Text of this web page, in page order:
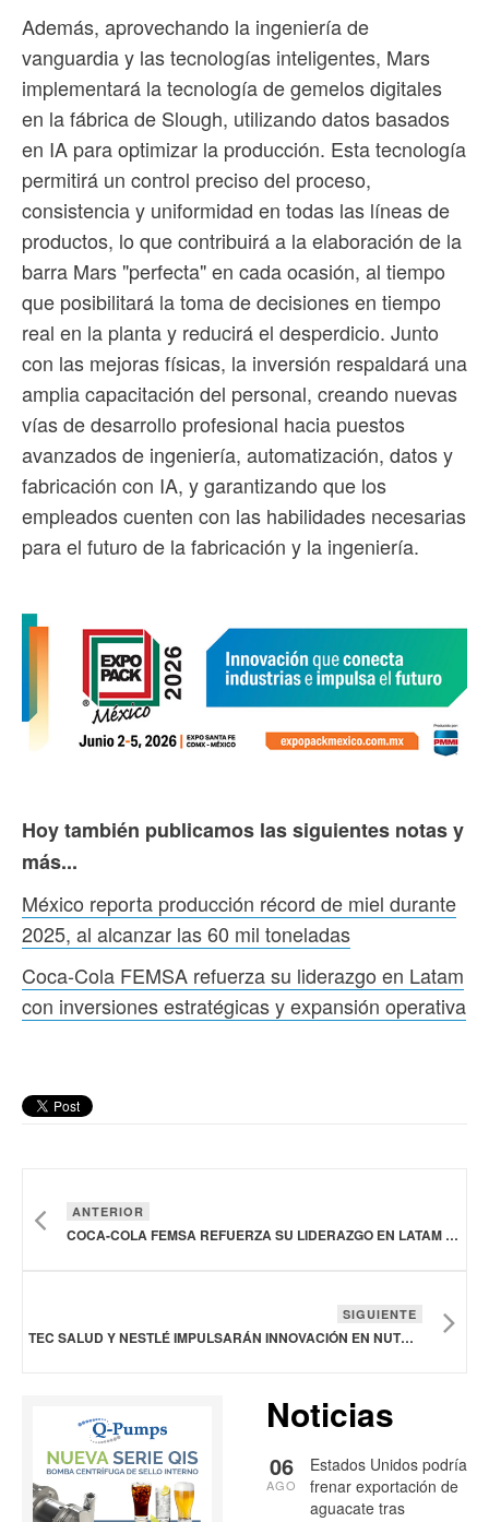
Además, aprovechando la ingeniería de
vanguardia y las tecnologías inteligentes, Mars
implementará la tecnología de gemelos digitales
en la fábrica de Slough, utilizando datos basados ​​
en IA para optimizar la producción. Esta tecnología
permitirá un control preciso del proceso,
consistencia y uniformidad en todas las líneas de
productos, lo que contribuirá a la elaboración de la
barra Mars "perfecta" en cada ocasión, al tiempo
que posibilitará la toma de decisiones en tiempo
real en la planta y reducirá el desperdicio. Junto
con las mejoras físicas, la inversión respaldará una
amplia capacitación del personal, creando nuevas
vías de desarrollo profesional hacia puestos
avanzados de ingeniería, automatización, datos y
fabricación con IA, y garantizando que los
empleados cuenten con las habilidades necesarias
para el futuro de la fabricación y la ingeniería.
Hoy también publicamos las siguientes notas y
más...
México reporta producción récord de miel durante
2025, al alcanzar las 60 mil toneladas
Coca-Cola FEMSA refuerza su liderazgo en Latam
con inversiones estratégicas y expansión operativa
ANTERIOR
COCA-COLA FEMSA REFUERZA SU LIDERAZGO EN LATAM CON INVERSIONES ESTRATÉGICAS Y EXPANSIÓN OPERATIVA
SIGUIENTE
TEC SALUD Y NESTLÉ IMPULSARÁN INNOVACIÓN EN NUTRICIÓN Y SALUD EN BENEFICIO DE LA POBLACIÓN MEXICANA
Noticias
Estados Unidos podría
frenar exportación de
aguacate tras
06
AGO